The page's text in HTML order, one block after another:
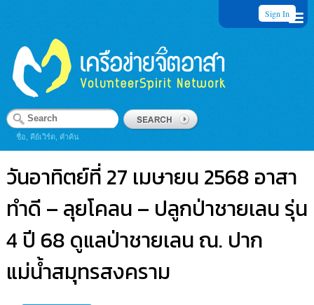
Sign In
ชื่อ, คีย์เวิร์ด, คำค้น
วันอาทิตย์ที่ 27 เมษายน 2568 อาสา
ทำดี – ลุยโคลน – ปลูกป่าชายเลน รุ่น
4 ปี 68 ดูแลป่าชายเลน ณ. ปาก
แม่น้ำสมุทรสงคราม